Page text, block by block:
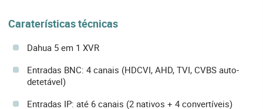
Caraterísticas técnicas
Dahua 5 em 1 XVR
Entradas BNC: 4 canais (HDCVI, AHD, TVI, CVBS auto-
detetável)
Entradas IP: até 6 canais (2 nativos + 4 convertíveis)